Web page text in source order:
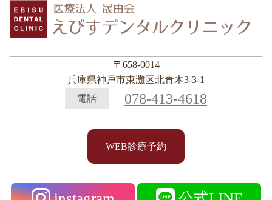
〒658-0014
兵庫県神戸市東灘区北青木3-3-1
電話
078-413-4618
WEB診療予約